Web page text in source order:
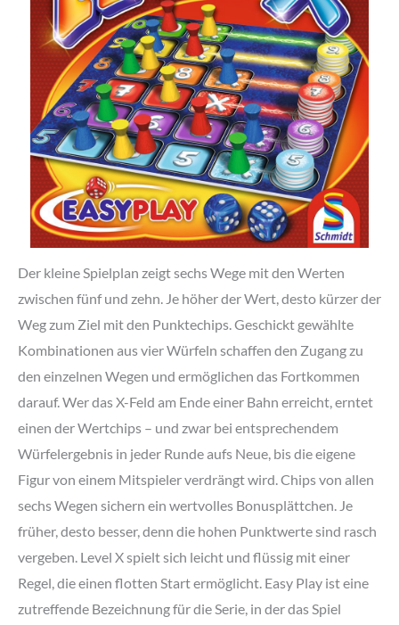
Der kleine Spielplan zeigt sechs Wege mit den Werten
zwischen fünf und zehn. Je höher der Wert, desto kürzer der
Weg zum Ziel mit den Punktechips. Geschickt gewählte
Kombinationen aus vier Würfeln schaffen den Zugang zu
den einzelnen Wegen und ermöglichen das Fortkommen
darauf. Wer das X-Feld am Ende einer Bahn erreicht, erntet
einen der Wertchips – und zwar bei entsprechendem
Würfelergebnis in jeder Runde aufs Neue, bis die eigene
Figur von einem Mitspieler verdrängt wird. Chips von allen
sechs Wegen sichern ein wertvolles Bonusplättchen. Je
früher, desto besser, denn die hohen Punktwerte sind rasch
vergeben. Level X spielt sich leicht und flüssig mit einer
Regel, die einen flotten Start ermöglicht. Easy Play ist eine
zutreffende Bezeichnung für die Serie, in der das Spiel